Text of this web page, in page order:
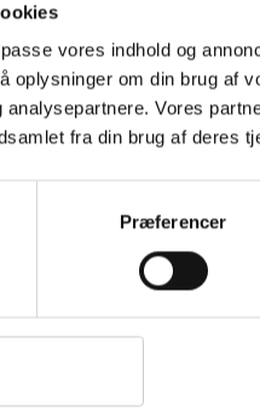
vores indhold og
oplysninger om din brug af
analysepartnere. Vores
fra din brug af deres
Præferencer
– Uld –
Spesial
129kr